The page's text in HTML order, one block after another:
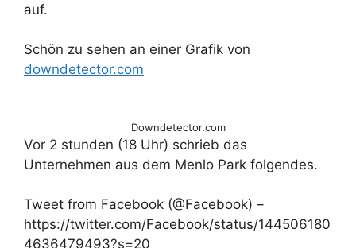
auf.
Schön zu sehen an einer Grafik von
downdetector.com
Downdetector.com
Vor 2 stunden (18 Uhr) schrieb das
Unternehmen aus dem Menlo Park folgendes.
Tweet from Facebook (@Facebook) –
https://twitter.com/Facebook/status/144506180
4636479493?s=20